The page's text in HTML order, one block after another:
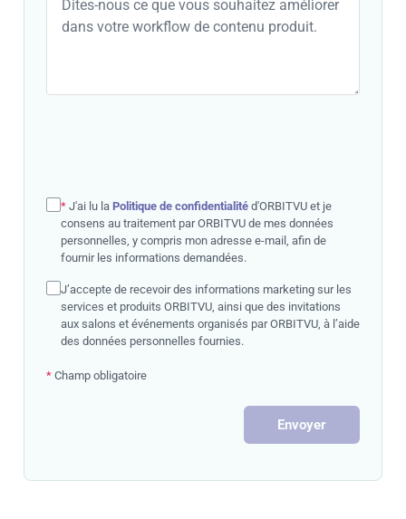
* J'ai lu la Politique de confidentialité d'ORBITVU et je
consens au traitement par ORBITVU de mes données
personnelles, y compris mon adresse e-mail, afin de
fournir les informations demandées.
J’accepte de recevoir des informations marketing sur les
services et produits ORBITVU, ainsi que des invitations
aux salons et événements organisés par ORBITVU, à l’aide
des données personnelles fournies.
* Champ obligatoire
Envoyer